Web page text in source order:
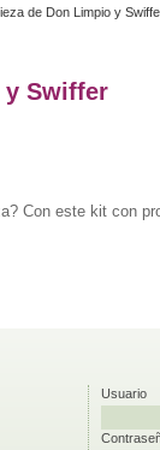
de Don Limpio y
y Swiffer
Con este kit con
Usuario